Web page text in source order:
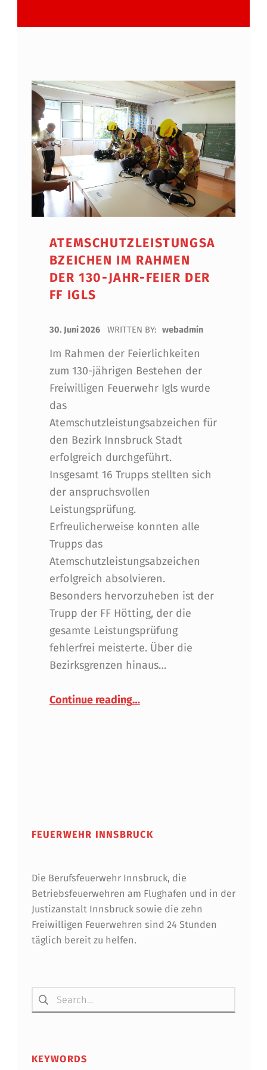
ATEMSCHUTZLEISTUNGSA
BZEICHEN IM RAHMEN
DER 130-JAHR-FEIER DER
FF IGLS
30. Juni 2026 WRITTEN BY: webadmin
Im Rahmen der Feierlichkeiten
zum 130-jährigen Bestehen der
Freiwilligen Feuerwehr Igls wurde
das
Atemschutzleistungsabzeichen für
den Bezirk Innsbruck Stadt
erfolgreich durchgeführt.
Insgesamt 16 Trupps stellten sich
der anspruchsvollen
Leistungsprüfung.
Erfreulicherweise konnten alle
Trupps das
Atemschutzleistungsabzeichen
erfolgreich absolvieren.
Besonders hervorzuheben ist der
Trupp der FF Hötting, der die
gesamte Leistungsprüfung
fehlerfrei meisterte. Über die
Bezirksgrenzen hinaus…
Continue reading…
FEUERWEHR INNSBRUCK
Die Berufsfeuerwehr Innsbruck, die
Betriebsfeuerwehren am Flughafen und in der
Justizanstalt Innsbruck sowie die zehn
Freiwilligen Feuerwehren sind 24 Stunden
täglich bereit zu helfen.
Suchen nach:
KEYWORDS